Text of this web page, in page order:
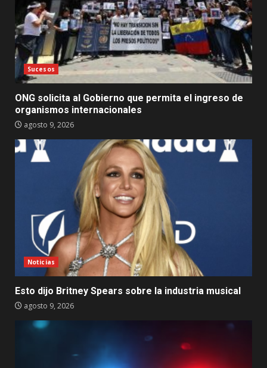
Sucesos
ONG solicita al Gobierno que permita el ingreso de
organismos internacionales
agosto 9, 2026
Noticias
Esto dijo Britney Spears sobre la industria musical
agosto 9, 2026